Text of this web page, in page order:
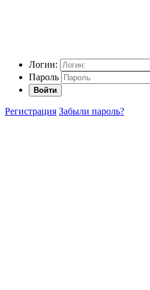
Логин:
Пароль
Войти
Регистрация Забыли пароль?